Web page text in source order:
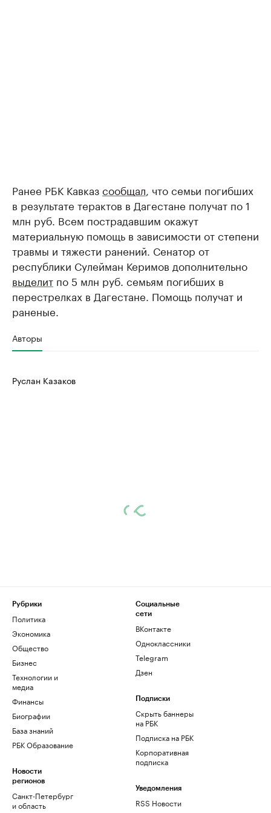
Ранее РБК Кавказсообщал , что семьи погибших
в результате терактов в Дагестане получат по 1
млн руб. Всем пострадавшим окажут
материальную помощь в зависимости от степени
травмы и тяжести ранений. Сенатор от
республики Сулейман Керимов дополнительно
выделит по 5 млн руб. семьям погибших в
перестрелках в Дагестане. Помощь получат и
раненые.
Авторы
Руслан Казаков
Рубрики
Политика
Экономика
Общество
Бизнес
Технологии и
медиа
Финансы
Биографии
База знаний
РБК Образование
Новости
регионов
Санкт-Петербург
и область
Социальные
сети
ВКонтакте
Одноклассники
Telegram
Дзен
Подписки
Скрыть баннеры
на РБК
Подписка на РБК
Корпоративная
подписка
Уведомления
RSS Новости